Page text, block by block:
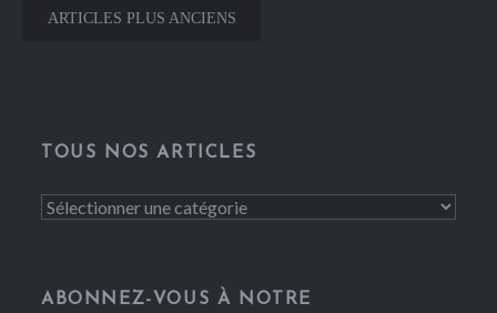
Navigation
ARTICLES PLUS ANCIENS
TOUS NOS ARTICLES
Tous
ABONNEZ-VOUS À NOTRE